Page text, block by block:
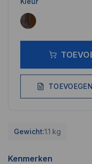
Gewicht:1.1 kg
Kenmerken